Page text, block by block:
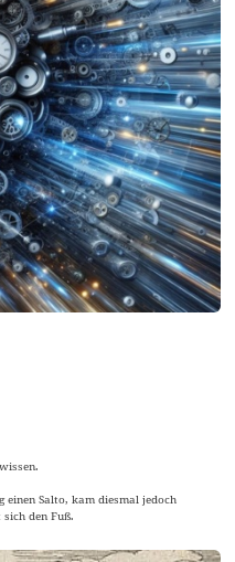
einen Salto, kam diesmal jedoch
den Fuß.